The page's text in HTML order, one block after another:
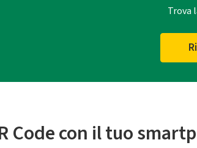
Trova
Code con il tuo